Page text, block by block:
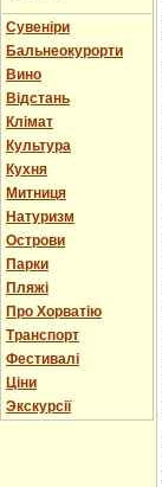
Cувеніри
Бальнеокурорти
Вино
Відстань
Клімат
Культура
Кухня
Митниця
Натуризм
Острови
Парки
Пляжі
Про Хорватію
Транспорт
Фестивалі
Ціни
Экскурсії